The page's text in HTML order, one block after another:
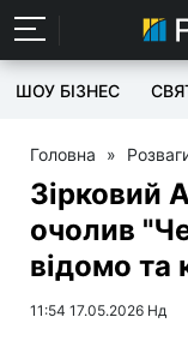
ШОУ БІЗНЕС
Головна »
Зірковий
очолив
відомо та
11:54 17.05.2026 Нд